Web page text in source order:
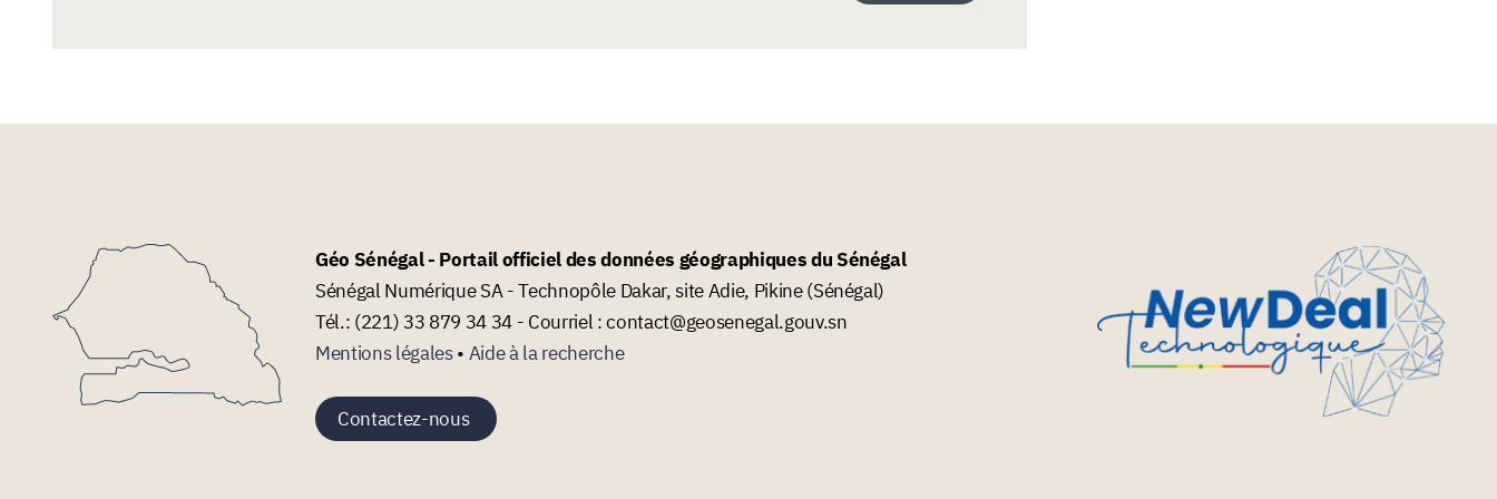
Géo Sénégal - Portail officiel des données géographiques du Sénégal
Sénégal Numérique SA - Technopôle Dakar, site Adie, Pikine (Sénégal)
Tél.: (221) 33 879 34 34 - Courriel : contact@geosenegal.gouv.sn
Mentions légales• Aide à la recherche
Contactez-nous